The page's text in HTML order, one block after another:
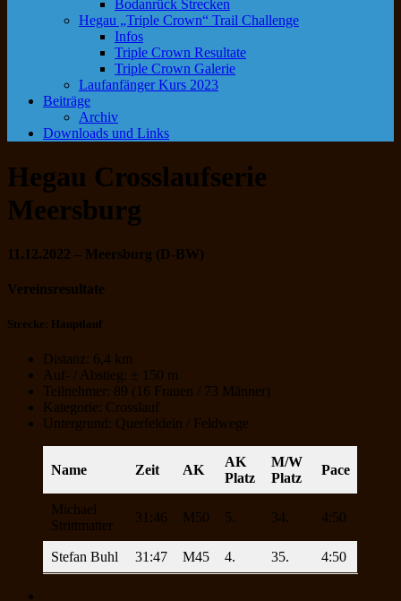
Bodanrück Strecken
Hegau „Triple Crown“ Trail Challenge
Infos
Triple Crown Resultate
Triple Crown Galerie
Laufanfänger Kurs 2023
Beiträge
Archiv
Downloads und Links
Hegau Crosslaufserie
Meersburg
11.12.2022 – Meersburg (D-BW)
Vereinsresultate
Strecke: Hauptlauf
Distanz: 6,4 km
Auf- / Abstieg: ± 150 m
Teilnehmer: 89 (16 Frauen / 73 Männer)
Kategorie: Crosslauf
Untergrund: Querfeldein / Feldwege
Name Zeit AK
AK
Platz
M/W
Platz
Pace
Michael
Strittmatter
31:46 M50 5. 34. 4:50
Stefan Buhl 31:47 M45 4. 35. 4:50